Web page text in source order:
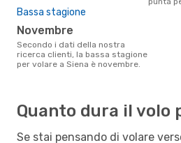
Bassa stagione
novembre
Secondo i dati della nostra
ricerca clienti, la bassa stagione
per volare a Siena è novembre.
Quanto dura il volo
Se stai pensando di volare